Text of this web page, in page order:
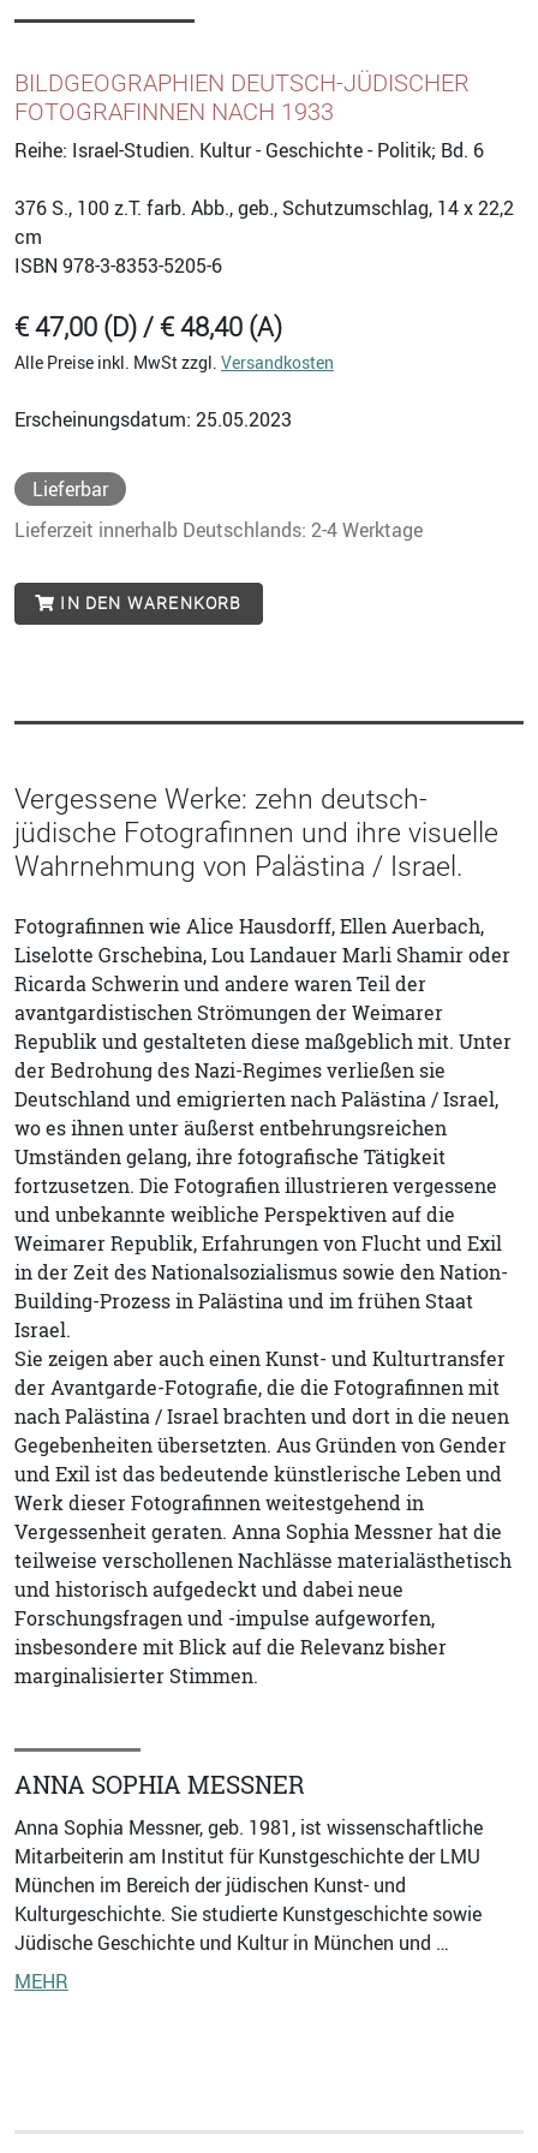
BILDGEOGRAPHIEN DEUTSCH-JÜDISCHER
FOTOGRAFINNEN NACH 1933
Reihe: Israel-Studien. Kultur - Geschichte - Politik; Bd. 6
376 S., 100 z.T. farb. Abb., geb., Schutzumschlag, 14 x 22,2
cm
ISBN 978-3-8353-5205-6
€ 47,00 (D) / € 48,40 (A)
Alle Preise inkl. MwSt zzgl. Versandkosten
Erscheinungsdatum: 25.05.2023
Lieferbar
Lieferzeit innerhalb Deutschlands: 2-4 Werktage
IN DEN WARENKORB
Vergessene Werke: zehn deutsch-
jüdische Fotografinnen und ihre visuelle
Wahrnehmung von Palästina / Israel.
Fotografinnen wie Alice Hausdorff, Ellen Auerbach,
Liselotte Grschebina, Lou Landauer Marli Shamir oder
Ricarda Schwerin und andere waren Teil der
avantgardistischen Strömungen der Weimarer
Republik und gestalteten diese maßgeblich mit. Unter
der Bedrohung des Nazi-Regimes verließen sie
Deutschland und emigrierten nach Palästina / Israel,
wo es ihnen unter äußerst entbehrungsreichen
Umständen gelang, ihre fotografische Tätigkeit
fortzusetzen. Die Fotografien illustrieren vergessene
und unbekannte weibliche Perspektiven auf die
Weimarer Republik, Erfahrungen von Flucht und Exil
in der Zeit des Nationalsozialismus sowie den Nation-
Building-Prozess in Palästina und im frühen Staat
Israel.
Sie zeigen aber auch einen Kunst- und Kulturtransfer
der Avantgarde-Fotografie, die die Fotografinnen mit
nach Palästina / Israel brachten und dort in die neuen
Gegebenheiten übersetzten. Aus Gründen von Gender
und Exil ist das bedeutende künstlerische Leben und
Werk dieser Fotografinnen weitestgehend in
Vergessenheit geraten. Anna Sophia Messner hat die
teilweise verschollenen Nachlässe materialästhetisch
und historisch aufgedeckt und dabei neue
Forschungsfragen und -impulse aufgeworfen,
insbesondere mit Blick auf die Relevanz bisher
marginalisierter Stimmen.
ANNA SOPHIA MESSNER
Anna Sophia Messner, geb. 1981, ist wissenschaftliche
Mitarbeiterin am Institut für Kunstgeschichte der LMU
München im Bereich der jüdischen Kunst- und
Kulturgeschichte. Sie studierte Kunstgeschichte sowie
Jüdische Geschichte und Kultur in München und …
MEHR